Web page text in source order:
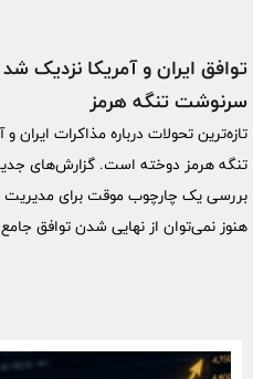
توافق ایران و آمریکا نزدیک
سرنوشت تنگه هرمز
تازه‌ترین تحولات درباره مذاکرات ایران
تنگه هرمز دوخته است. گزارش‌های جدید
بررسی یک چارچوب موقت برای مدیریت
هنوز نمی‌توان از نهایی شدن توافق